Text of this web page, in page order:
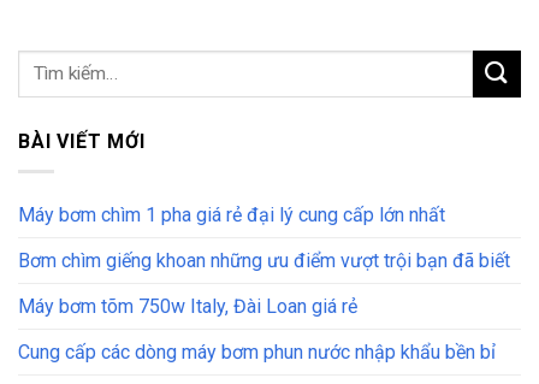
BÀI VIẾT MỚI
Máy bơm chìm 1 pha giá rẻ đại lý cung cấp lớn nhất
Bơm chìm giếng khoan những ưu điểm vượt trội bạn đã biết
Máy bơm tõm 750w Italy, Đài Loan giá rẻ
Cung cấp các dòng máy bơm phun nước nhập khẩu bền bỉ